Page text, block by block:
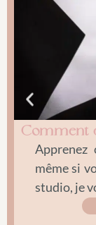
Comment
Apprenez
même si
studio, je